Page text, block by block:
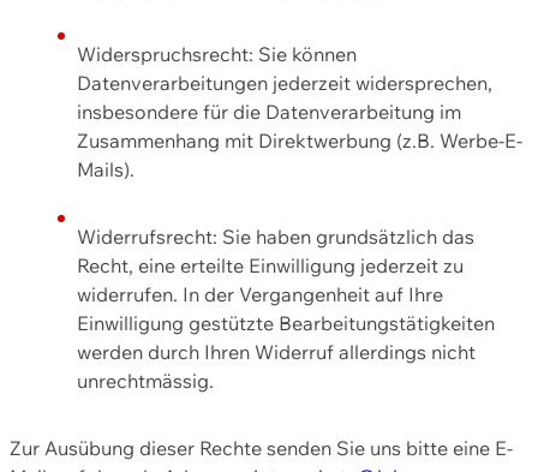
Widerspruchsrecht: Sie können
Datenverarbeitungen jederzeit widersprechen,
insbesondere für die Datenverarbeitung im
Zusammenhang mit Direktwerbung (z.B. Werbe-E-
Mails).
Widerrufsrecht: Sie haben grundsätzlich das
Recht, eine erteilte Einwilligung jederzeit zu
widerrufen. In der Vergangenheit auf Ihre
Einwilligung gestützte Bearbeitungstätigkeiten
werden durch Ihren Widerruf allerdings nicht
unrechtmässig.
Zur Ausübung dieser Rechte senden Sie uns bitte eine E-